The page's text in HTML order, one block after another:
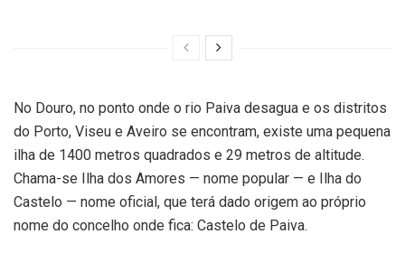
No Douro, no ponto onde o rio Paiva desagua e os distritos
do Porto, Viseu e Aveiro se encontram, existe uma pequena
ilha de 1400 metros quadrados e 29 metros de altitude.
Chama-se Ilha dos Amores — nome popular — e Ilha do
Castelo — nome oficial, que terá dado origem ao próprio
nome do concelho onde fica: Castelo de Paiva.